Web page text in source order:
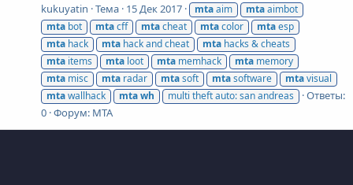
kukuyatin Тема 15 Дек 2017 mtaaim mtaaimbot
mta bot mtacff mtacheat mtacolor mtaesp
mta hack mta hack and cheat mta hacks & cheats
mta items mta loot mta memhack mta memory
mta misc mta radar mtasoft mtasoftware mtavisual
mtawallhack mtawh multi theft auto: san andreas
Ответы:
0 Форум: MTA